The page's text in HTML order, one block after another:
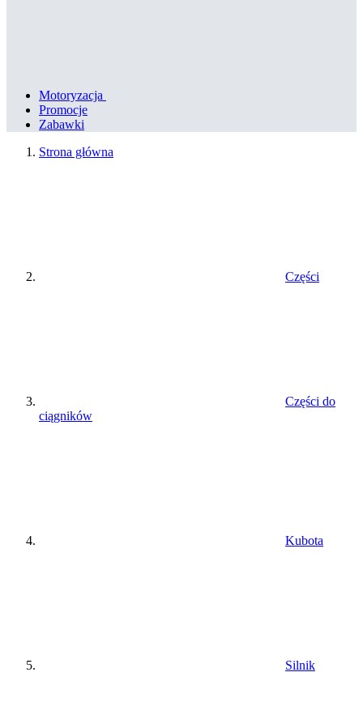
Motoryzacja
Promocje
Zabawki
Strona główna
Części
Części do
ciągników
Kubota
Silnik